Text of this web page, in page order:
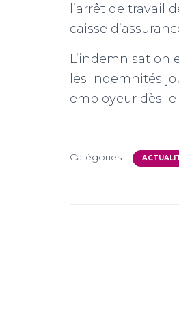
l’arrêt de travail
caisse
L’indemnisation
les indemnités
employeur dès le
Catégories :